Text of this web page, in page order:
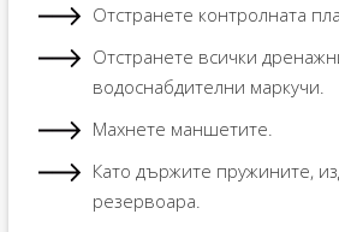
Отстранете контролната
Отстранете всички
водоснабдителни маркучи.
Махнете маншетите.
Като държите пружините,
резервоара.